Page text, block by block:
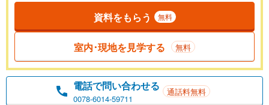
資料をもらう 無料
室内･現地を見学する 無料
電話で問い合わせる
0078-6014-59711
通話料無料